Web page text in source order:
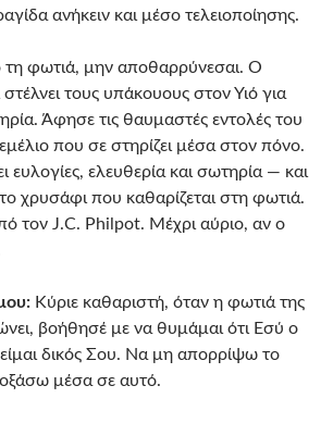
ανήκειν και μέσο τελειοποίησης.
φωτιά, μην αποθαρρύνεσαι. Ο
στέλνει τους υπάκουους στον Υιό για
Άφησε τις θαυμαστές εντολές του
που σε στηρίζει μέσα στον πόνο.
ευλογίες, ελευθερία και σωτηρία — και
χρυσάφι που καθαρίζεται στη φωτιά.
τον J.C. Philpot. Μέχρι αύριο, αν ο
Κύριε καθαριστή, όταν η φωτιά της
βοήθησέ με να θυμάμαι ότι Εσύ ο
είμαι δικός Σου. Να μη απορρίψω το
μέσα σε αυτό.